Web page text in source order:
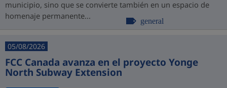
municipio, sino que se convierte también en un espacio de
homenaje permanente...
general
05/08/2026
FCC Canada avanza en el proyecto Yonge
North Subway Extension